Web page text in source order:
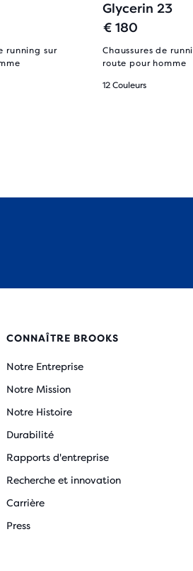
running sur
Glycerin 23
€ 180
Chaussures de
route pour homme
12 Couleurs
CONNAÎTRE BROOKS
Notre Entreprise
Notre Mission
Notre Histoire
Durabilité
Rapports d'entreprise
Recherche et innovation
Carrière
Press